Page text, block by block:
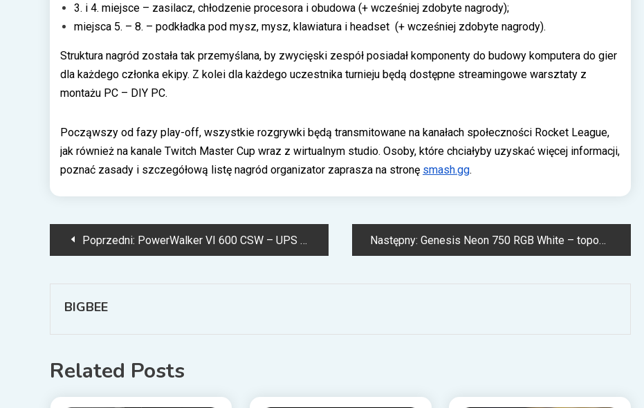
3. i 4. miejsce – zasilacz, chłodzenie procesora i obudowa (+ wcześniej zdobyte nagrody);
miejsca 5. – 8. – podkładka pod mysz, mysz, klawiatura i headset (+ wcześniej zdobyte nagrody).
Struktura nagród została tak przemyślana, by zwycięski zespół posiadał komponenty do budowy komputera do gier
dla każdego członka ekipy. Z kolei dla każdego uczestnika turnieju będą dostępne streamingowe warsztaty z
montażu PC – DIY PC.
Począwszy od fazy play-off, wszystkie rozgrywki będą transmitowane na kanałach społeczności Rocket League,
jak również na kanale Twitch Master Cup wraz z wirtualnym studio. Osoby, które chciałyby uzyskać więcej informacji,
poznać zasady i szczegółową listę nagród organizator zaprasza na stronę smash.gg.
Nawigacja
Poprzedni: PowerWalker VI 600 CSW – UPS z czystą sinusoidą do domu i małego biura Następny: Genesis Neon 750 RGB White – topowy headset dla fanów bieli
BIGBEE
Related Posts